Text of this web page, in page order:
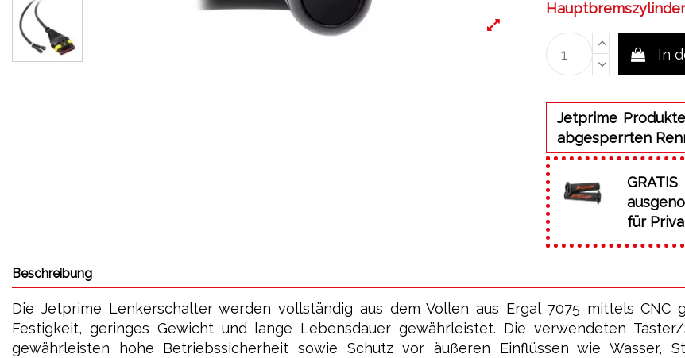
In
Jetprime
abgesperrten
für
Beschreibung
Die Jetprime Lenkerschalter werden vollständig aus dem Vollen aus Ergal 7075 mittels CNC
Festigkeit, geringes Gewicht und lange Lebensdauer gewährleistet. Die verwendeten
gewährleisten hohe Betriebssicherheit sowie Schutz vor äußeren Einflüssen wie Wasser,